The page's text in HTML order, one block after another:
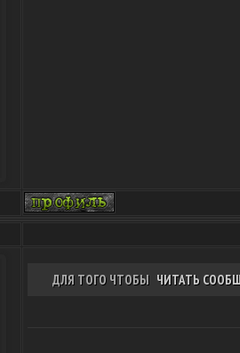
ДЛЯ ТОГО ЧТОБЫ ЧИТАТЬ